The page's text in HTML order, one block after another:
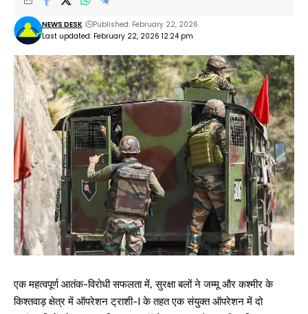
Last updated: February 22, 2026 12:24 pm
NEWS DESK Published: February 22, 2026
एक महत्वपूर्ण आतंक-विरोधी सफलता में, सुरक्षा बलों ने जम्मू और कश्मीर के
किश्तवाड़ क्षेत्र में ऑपरेशन ट्राशी-I के तहत एक संयुक्त ऑपरेशन में दो